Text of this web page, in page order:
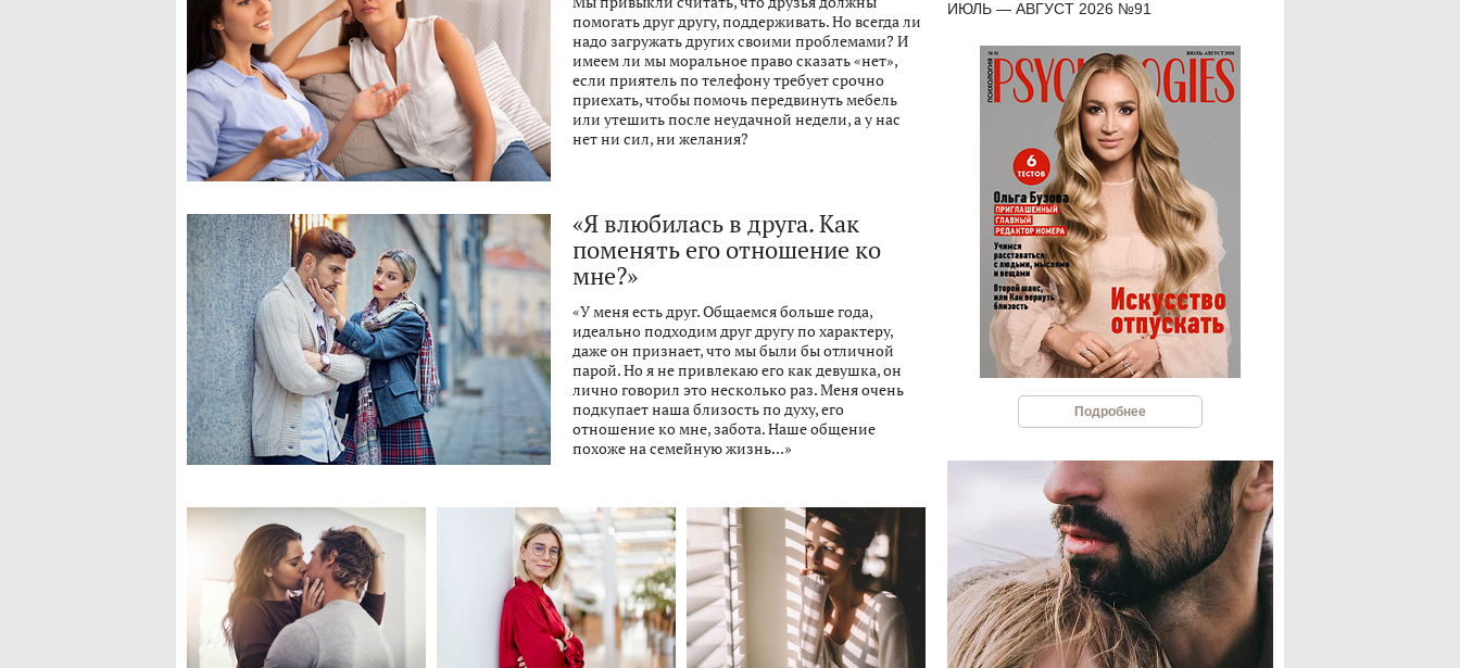
помогать друг другу, поддерживать. Но всегда ли
надо загружать других своими проблемами? И
имеем ли мы моральное право сказать «нет»,
если приятель по телефону требует срочно
приехать, чтобы помочь передвинуть мебель
или утешить после неудачной недели, а у нас
нет ни сил, ни желания?
«Я влюбилась в друга. Как
поменять его отношение ко
мне?»
«У меня есть друг. Общаемся больше года,
идеально подходим друг другу по характеру,
даже он признает, что мы были бы отличной
парой. Но я не привлекаю его как девушка, он
лично говорил это несколько раз. Меня очень
подкупает наша близость по духу, его
отношение ко мне, забота. Наше общение
похоже на семейную жизнь...»
ИЮЛЬ — АВГУСТ 2026 №91
Подробнее